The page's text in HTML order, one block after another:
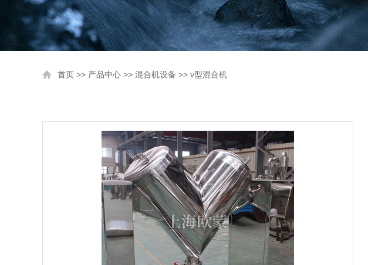
首页 >> 产品中心 >> 混合机设备 >> v型混合机